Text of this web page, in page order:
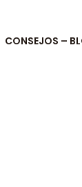
CONSEJOS –